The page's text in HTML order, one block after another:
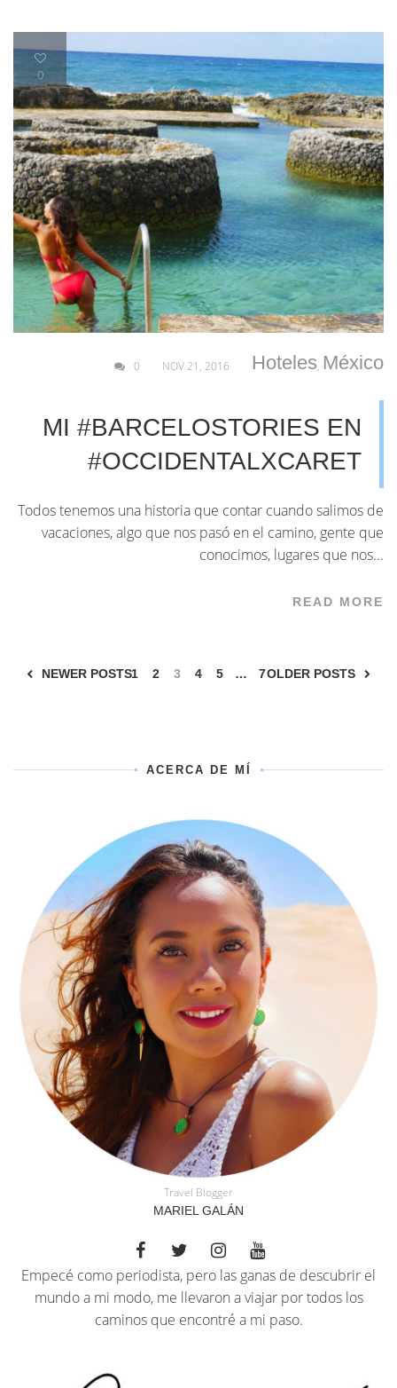
0
Hoteles, México
NOV 21, 2016
0
MI #BARCELOSTORIES EN
#OCCIDENTALXCARET
Todos tenemos una historia que contar cuando salimos de
vacaciones, algo que nos pasó en el camino, gente que
conocimos, lugares que nos...
READ MORE
NEWER POSTS1 2 3 4 5 … 7OLDER POSTS
ACERCA DE MÍ
Travel Blogger
MARIEL GALÁN
Empecé como periodista, pero las ganas de descubrir el
mundo a mi modo, me llevaron a viajar por todos los
caminos que encontré a mi paso.